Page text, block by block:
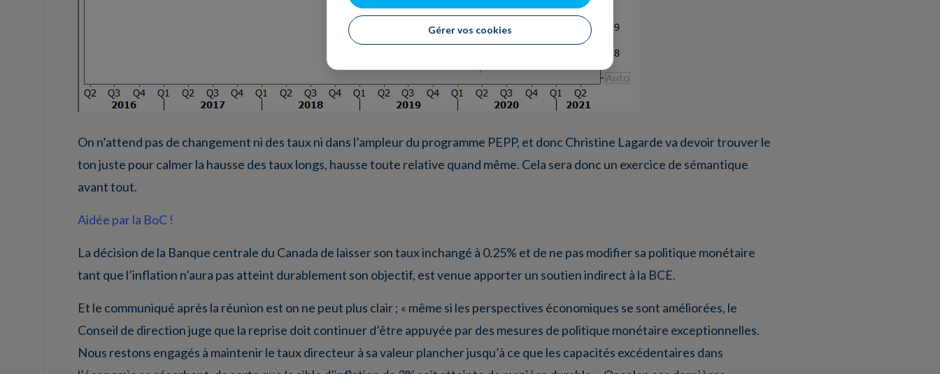
On n’attend pas de changement ni des taux ni dans l’ampleur du programme PEPP, et donc Christine Lagarde va devoir trouver le
ton juste pour calmer la hausse des taux longs, hausse toute relative quand même. Cela sera donc un exercice de sémantique
avant tout.
Aidée par la BoC !
La décision de la Banque centrale du Canada de laisser son taux inchangé à 0.25% et de ne pas modifier sa politique monétaire
tant que l’inflation n’aura pas atteint durablement son objectif, est venue apporter un soutien indirect à la BCE.
Et le communiqué après la réunion est on ne peut plus clair ; « même si les perspectives économiques se sont améliorées, le
Conseil de direction juge que la reprise doit continuer d’être appuyée par des mesures de politique monétaire exceptionnelles.
Nous restons engagés à maintenir le taux directeur à sa valeur plancher jusqu’à ce que les capacités excédentaires dans
Gérer vos cookies